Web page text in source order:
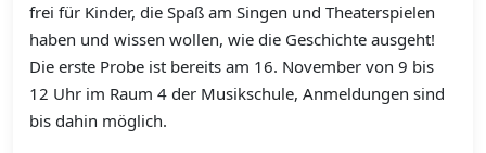
frei für Kinder, die Spaß am Singen und Theaterspielen
haben und wissen wollen, wie die Geschichte ausgeht!
Die erste Probe ist bereits am 16. November von 9 bis
12 Uhr im Raum 4 der Musikschule, Anmeldungen sind
bis dahin möglich.